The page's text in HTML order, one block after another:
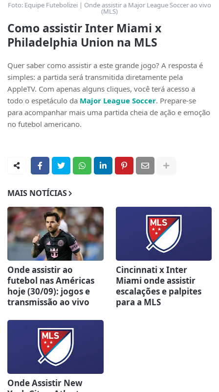
Foto: Equipe Futebolizei | Onde assistir a Major League Soccer ao vivo
(MLS)
Como assistir Inter Miami x
Philadelphia Union na MLS
Quer saber como assistir a este grande jogo? A resposta é
simples: a partida será transmitida diretamente pela
AppleTV. Com apenas alguns cliques, você terá acesso a
todo o espetáculo da Major League Soccer. Prepare-se
para acompanhar mais uma partida cheia de ação e emoção
no futebol americano.
MAIS NOTÍCIAS
Onde assistir ao
futebol nas Américas
hoje (30/09): jogos e
transmissão ao vivo
Cincinnati x Inter
Miami onde assistir
escalações e palpites
para a MLS
Onde Assistir New